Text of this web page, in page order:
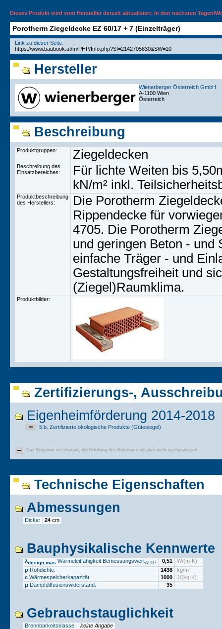
Dieses Produkt wird vom Hersteller derzeit aktualisiert. In den nächsten Tagen/
Porotherm Ziegeldecke EZ 60/17 + 7 (Einzelträger)
Link zu dieser Seite:
Hersteller
Wienerberger Österreich GmbH
A-1100 Wien
Österreich
Beschreibung
Produktgruppen: Ziegeldecken
Beschreibung des
Einsatzbereiches:
Für lichte Weiten bis
kN/m² inkl.
Produktbeschreibung
des Herstellers:
Die Porotherm
Rippendecke für
4705. Die Porotherm
und geringen Beton - und
einfache Träger - und
Gestaltungsfreiheit und
(Ziegel)Raumklima.
Produktbilder:
Zertifizierungs-,
Eigenheimförderung 2014-2018
5.b. Zertifizierte ökologische Produkte (Gütesiegel)
Das Kriterium ist relevant, die Erfüllung des Kriteriums ist aber nicht nachgewiesen.
Technische Eigenschaften
Abmessungen
Dicke: 24 cm
Bauphysikalische Kennwerte
λdesign,mas Wärmeleitfähigkeit BemessungswertAUT: 0,51
W/(m·K)
ρ Rohdichte: 1438
kg/m³
c Wärmespeicherkapazität: 1000
J/(kg·K)
μ Dampfdiffusionswiderstand: 35
Gebrauchstauglichkeit
Brennbarkeitsklasse: keine Angabe